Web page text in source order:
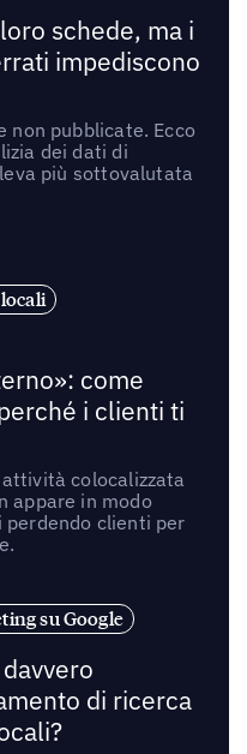
schede, ma i
impediscono
non pubblicate. Ecco
dei dati di
più sottovalutata
come
i clienti ti
colocalizzata
appare in modo
perdendo clienti per
su Google
di ricerca